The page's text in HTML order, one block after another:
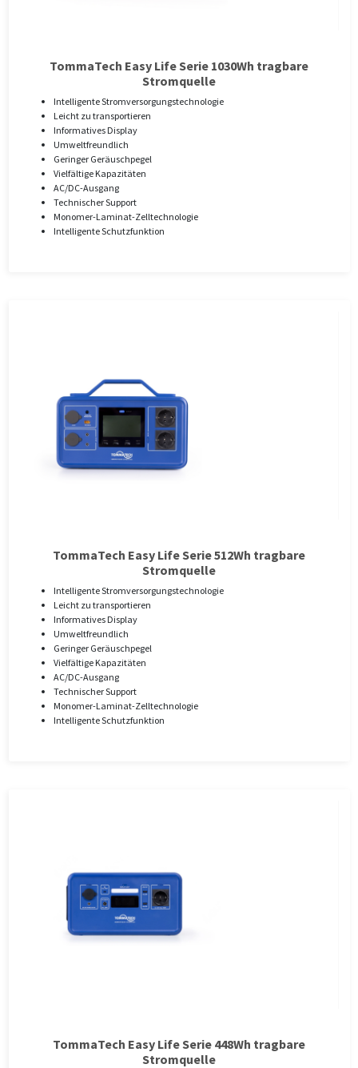
TommaTech Easy Life Serie 1030Wh tragbare
Stromquelle
Intelligente Stromversorgungstechnologie
Leicht zu transportieren
Informatives Display
Umweltfreundlich
Geringer Geräuschpegel
Vielfältige Kapazitäten
AC/DC-Ausgang
Technischer Support
Monomer-Laminat-Zelltechnologie
Intelligente Schutzfunktion
TommaTech Easy Life Serie 512Wh tragbare
Stromquelle
Intelligente Stromversorgungstechnologie
Leicht zu transportieren
Informatives Display
Umweltfreundlich
Geringer Geräuschpegel
Vielfältige Kapazitäten
AC/DC-Ausgang
Technischer Support
Monomer-Laminat-Zelltechnologie
Intelligente Schutzfunktion
TommaTech Easy Life Serie 448Wh tragbare
Stromquelle